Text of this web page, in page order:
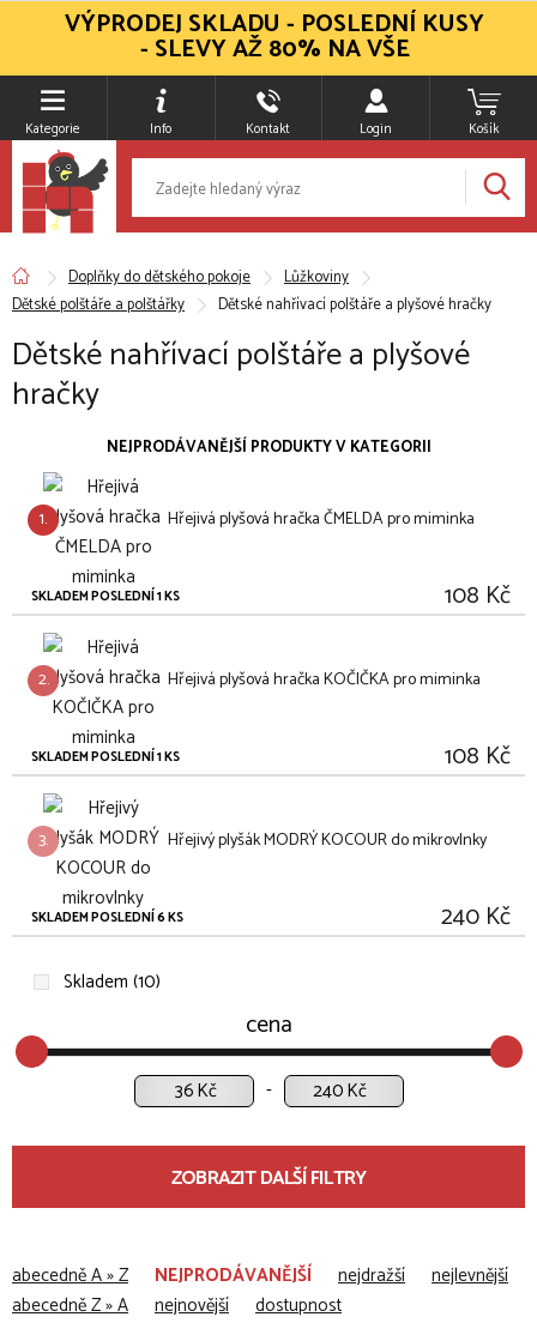
Kategorie Info Kontakt Login Košík
Doplňky do dětského pokoje
Lůžkoviny
Dětské polštáře a polštářky
Dětské nahřívací polštáře a plyšové hračky
Dětské nahřívací polštáře a plyšové
hračky
NEJPRODÁVANĚJŠÍ PRODUKTY V KATEGORII
1. Hřejivá plyšová hračka ČMELDA pro miminka
SKLADEM POSLEDNÍ 1 KS 108 Kč
2. Hřejivá plyšová hračka KOČIČKA pro miminka
SKLADEM POSLEDNÍ 1 KS 108 Kč
3. Hřejivý plyšák MODRÝ KOCOUR do mikrovlnky
SKLADEM POSLEDNÍ 6 KS 240 Kč
Skladem (10)
cena
Kč Kč
ZOBRAZIT DALŠÍ FILTRY
abecedně A » Z NEJPRODÁVANĚJŠÍ nejdražší
nejlevnější
abecedně Z » A
nejnovější dostupnost
VÝPRODEJ SKLADU - POSLEDNÍ KUSY
- SLEVY AŽ 80% NA VŠE